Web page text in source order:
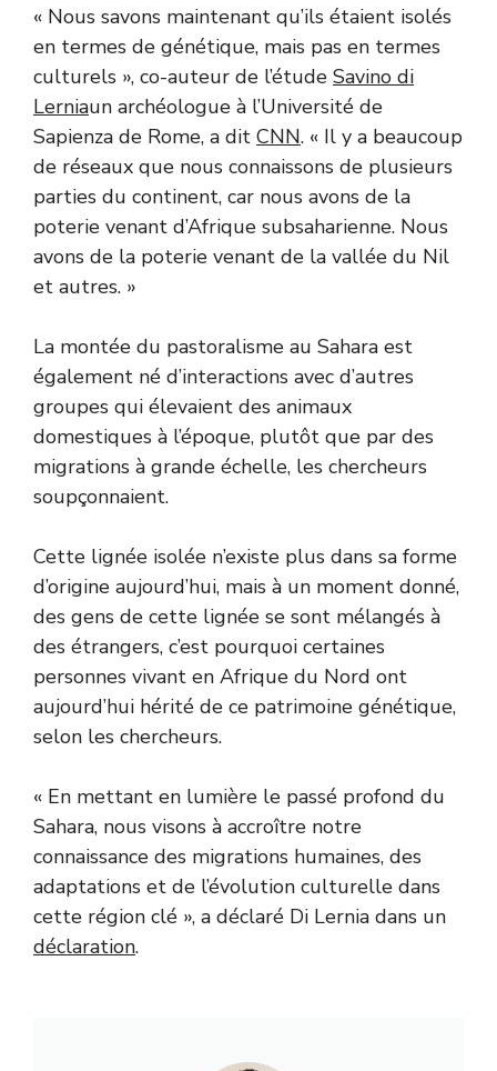
« Nous savons maintenant qu’ils étaient isolés
en termes de génétique, mais pas en termes
culturels », co-auteur de l’étude Savino di
Lerniaun archéologue à l’Université de
Sapienza de Rome, a dit CNN. « Il y a beaucoup
de réseaux que nous connaissons de plusieurs
parties du continent, car nous avons de la
poterie venant d’Afrique subsaharienne. Nous
avons de la poterie venant de la vallée du Nil
et autres. »
La montée du pastoralisme au Sahara est
également né d’interactions avec d’autres
groupes qui élevaient des animaux
domestiques à l’époque, plutôt que par des
migrations à grande échelle, les chercheurs
soupçonnaient.
Cette lignée isolée n’existe plus dans sa forme
d’origine aujourd’hui, mais à un moment donné,
des gens de cette lignée se sont mélangés à
des étrangers, c’est pourquoi certaines
personnes vivant en Afrique du Nord ont
aujourd’hui hérité de ce patrimoine génétique,
selon les chercheurs.
« En mettant en lumière le passé profond du
Sahara, nous visons à accroître notre
connaissance des migrations humaines, des
adaptations et de l’évolution culturelle dans
cette région clé », a déclaré Di Lernia dans un
déclaration.